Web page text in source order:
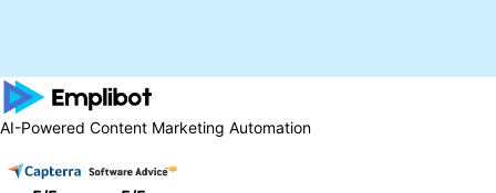
AI-Powered Content Marketing Automation